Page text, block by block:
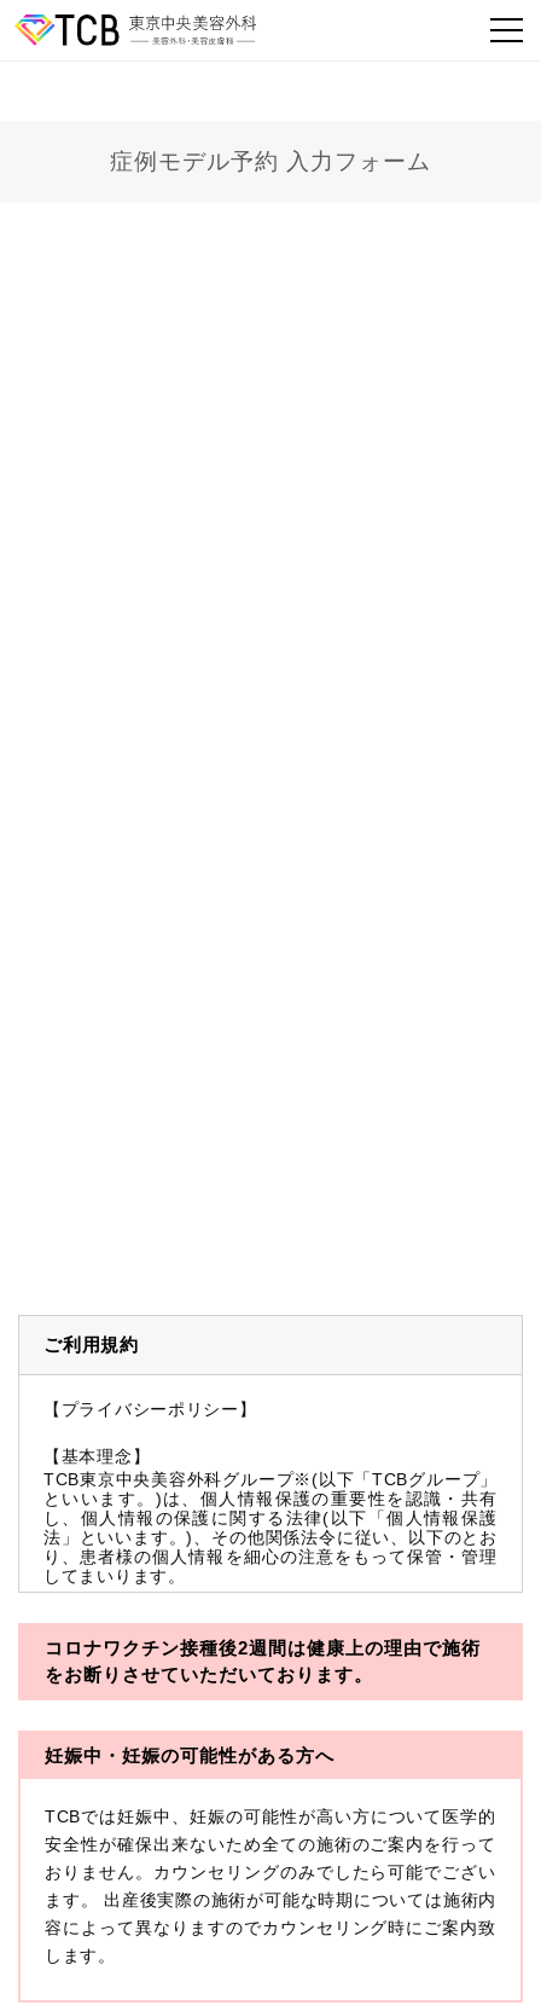
症例モデル予約 入力フォーム
ご利用規約
【プライバシーポリシー】
【基本理念】
TCB東京中央美容外科グループ※(以下「TCBグループ」
といいます。)は、個人情報保護の重要性を認識・共有
し、個人情報の保護に関する法律(以下「個人情報保護
法」といいます。)、その他関係法令に従い、以下のとお
り、患者様の個人情報を細心の注意をもって保管・管理
してまいります。
※TCBグループとは以下を総称していいます。
・一般社団法人メディカルアライアンス
・医療法人社団創彩会
本プライバシーポリシーにおいて「個人情報」とは、生
存する個人に関する情報であって、当該情報に含まれる
氏名、生年月日その他の記述等により特定の個人を識別
できるもの又は個人識別符号（個人情報保護委員会の政
令に準じます。）が含まれるものをいいます。
収集した患者様に関する情報には、単独のままでは特定
の個人を識別できない情報もありますが、他の情報と組
み合わせることにより特定の個人を識別できる場合、か
に扱うものとします。
コロナワクチン接種後2週間は健康上の理由で施術
をお断りさせていただいております。
妊娠中・妊娠の可能性がある方へ
TCBでは妊娠中、妊娠の可能性が高い方について医学的
安全性が確保出来ないため全ての施術のご案内を行って
おりません。カウンセリングのみでしたら可能でござい
ます。 出産後実際の施術が可能な時期については施術内
容によって異なりますのでカウンセリング時にご案内致
します。